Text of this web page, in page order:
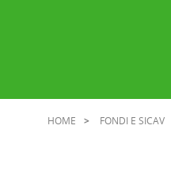
HOME FONDI E SICAV